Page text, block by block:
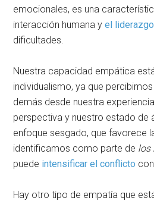
emocionales, es una
interacción humana yel liderazgo
dificultades.
Nuestra capacidad empática
individualismo, ya que
demás desde nuestra
perspectiva y nuestro estado de
enfoque sesgado, que favorece
identificamos como parte de los
puede intensificar el conflicto con
Hay otro tipo de empatía que